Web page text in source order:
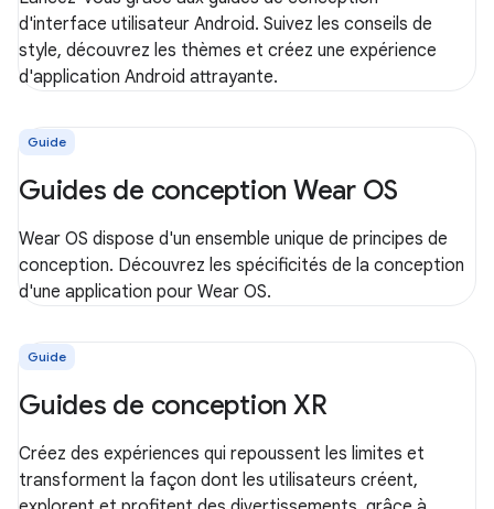
d'interface utilisateur Android. Suivez les conseils de
style, découvrez les thèmes et créez une expérience
d'application Android attrayante.
Guide
Guides de conception Wear OS
Wear OS dispose d'un ensemble unique de principes de
conception. Découvrez les spécificités de la conception
d'une application pour Wear OS.
Guide
Guides de conception XR
Créez des expériences qui repoussent les limites et
transforment la façon dont les utilisateurs créent,